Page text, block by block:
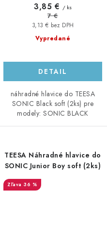
Vypredané
3,13 € bez DPH
3,85 € / ks
7 €
DETAIL
náhradné hlavice do TEESA
SONIC Black soft (2ks) pre
modely: SONIC BLACK
TEESA Náhradné hlavice do
SONIC Junior Boy soft (2ks)
36 %